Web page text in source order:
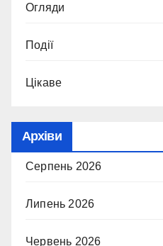
Огляди
Події
Цікаве
Архіви
Серпень 2026
Липень 2026
Червень 2026